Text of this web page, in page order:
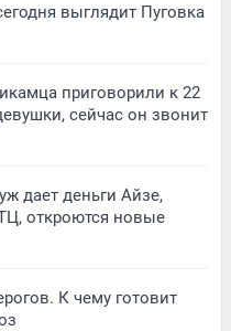
выглядит Пуговка
приговорили к 22
сейчас он звонит
дает деньги Айзе,
откроются новые
К чему готовит